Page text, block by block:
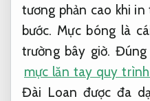
tương phản cao khi in
bước. Mực bóng là
trường bây giờ. Đúng
mực lăn tay quy
Đài Loan được đa